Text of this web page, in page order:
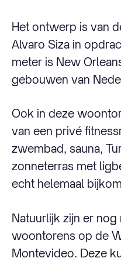
Het ontwerp is van
Alvaro Siza in
meter is New
gebouwen van
Ook in deze
van een privé
zwembad, sauna,
zonneterras met
echt helemaal
Natuurlijk zijn er
woontorens op de
Montevideo. Deze